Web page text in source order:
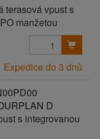
terasová vpust s
manžetou
Expedice do 3 dnů
D
s integrovanou